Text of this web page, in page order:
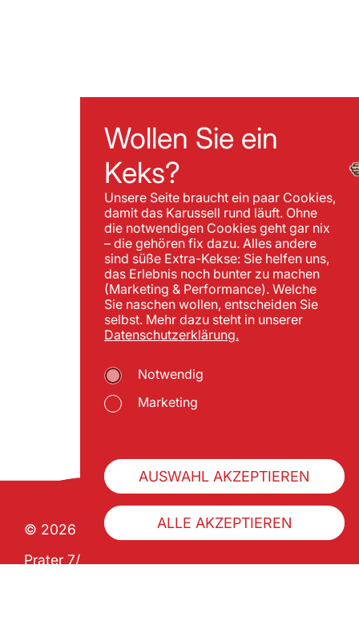
Wollen Sie ein
Keks?
Unsere Seite braucht ein paar Cookies,
damit das Karussell rund läuft. Ohne
die notwendigen Cookies geht gar nix
– die gehören fix dazu. Alles andere
sind süße Extra-Kekse: Sie helfen uns,
das Erlebnis noch bunter zu machen
(Marketing & Performance). Welche
Sie naschen wollen, entscheiden Sie
selbst. Mehr dazu steht in unserer
Datenschutzerklärung.
Notwendig
Marketing
AUSWAHL AKZEPTIEREN
ALLE AKZEPTIEREN
© 2026 Wiener Praterverband
Prater 7/1 | A-1020 Wien